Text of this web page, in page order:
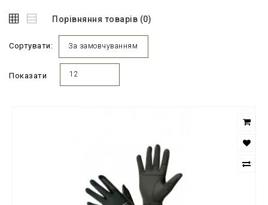
Порівняння товарів (0)
Сортувати: За замовчуванням
Показати 12